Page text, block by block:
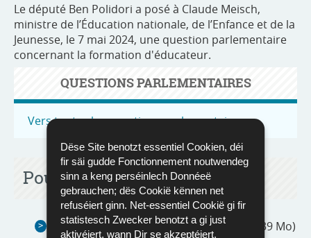
Dëse Site benotzt essentiel Cookien, déi
fir säi gudde Fonctionnement noutwendeg
sinn a keng perséinlech Donnéeë
gebrauchen; dës Cookië kënnen net
refuséiert ginn. Net-essentiel Cookië gi fir
statistesch Zwecker benotzt a gi just
aktivéiert, wann Dir se akzeptéiert.
Le député Ben Polidori a posé à Claude Meisch,
ministre de l’Éducation nationale, de l’Enfance et de la
Jeunesse, le 7 mai 2024, une question parlementaire
concernant la formation d'éducateur.
QUESTIONS PARLEMENTAIRES
Vers toutes les questions parlementaires
Pour en savoir plus
QP 696 : Formation d'éducateur(Pdf - 1,39 Mo)